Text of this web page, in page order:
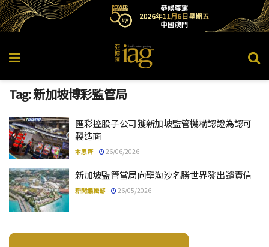
Tag:新加坡博彩監管局
匯彩控股子公司獲新加坡監管機構認證為認可
製造商
本思齊 26/06/2026
新加坡監管當局向聖淘沙名勝世界發出譴責信
新聞編輯部 26/05/2026